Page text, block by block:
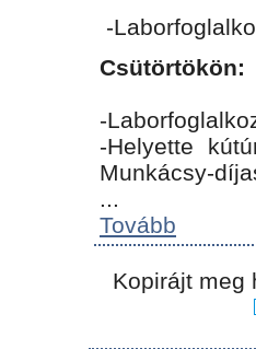
-
Csütörtökön:
-
-Helyette
Munkácsy-
...
Tovább
Kopirájt meg